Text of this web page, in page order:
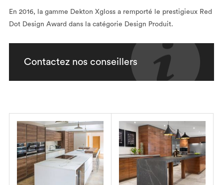
En 2016, la gamme Dekton Xgloss a remporté le prestigieux Red
Dot Design Award dans la catégorie Design Produit.
Contactez nos conseillers